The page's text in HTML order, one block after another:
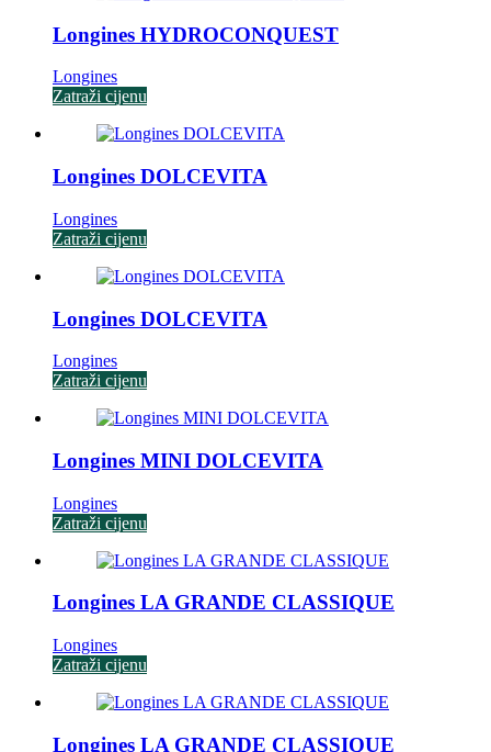
Longines HYDROCONQUEST
Longines
Zatraži cijenu
Longines DOLCEVITA
Longines
Zatraži cijenu
Longines DOLCEVITA
Longines
Zatraži cijenu
Longines MINI DOLCEVITA
Longines
Zatraži cijenu
Longines LA GRANDE CLASSIQUE
Longines
Zatraži cijenu
Longines LA GRANDE CLASSIQUE